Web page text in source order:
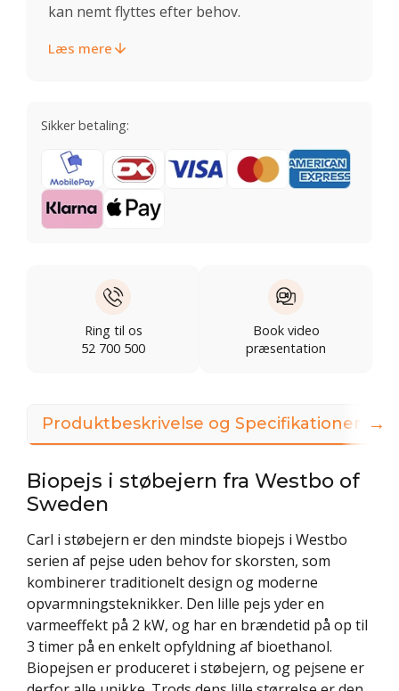
kan nemt flyttes efter behov.
Læs mere
Sikker betaling:
Ring til os
52 700 500
Book video
præsentation
Produktbeskrivelse og Specifikationer
Biopejs i støbejern fra Westbo of
Sweden
Carl i støbejern er den mindste biopejs i Westbo
serien af pejse uden behov for skorsten, som
kombinerer traditionelt design og moderne
opvarmningsteknikker. Den lille pejs yder en
varmeeffekt på 2 kW, og har en brændetid på op til
3 timer på en enkelt opfyldning af bioethanol.
Biopejsen er produceret i støbejern, og pejsene er
→